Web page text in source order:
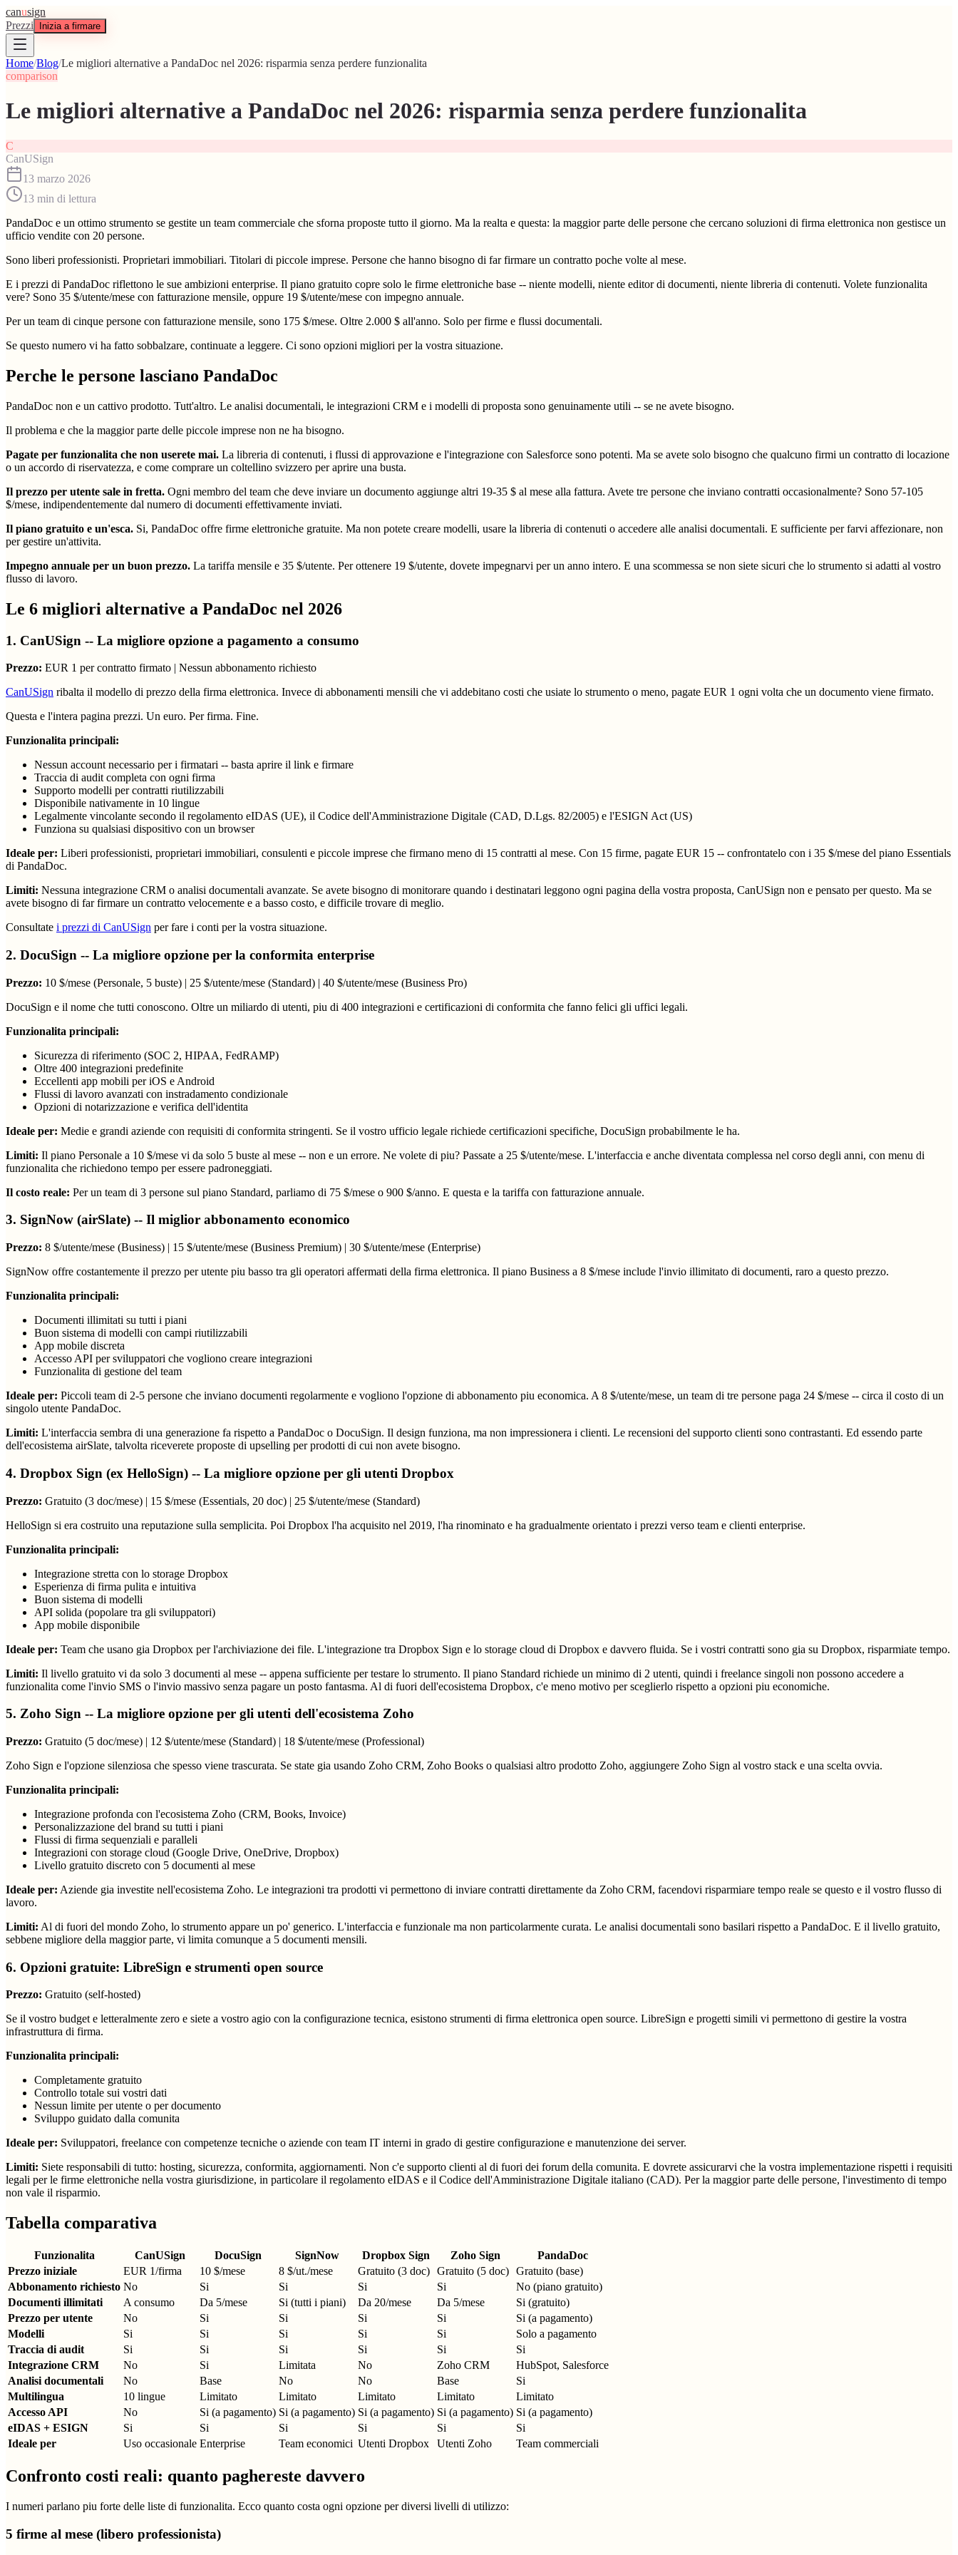
canusign
Prezzi
Inizia a firmare
Home/Blog/Le migliori alternative a PandaDoc nel 2026: risparmia senza perdere funzionalita
comparison
Le migliori alternative a PandaDoc nel 2026: risparmia senza perdere funzionalita
C
CanUSign
13 marzo 2026
13 min di lettura
PandaDoc e un ottimo strumento se gestite un team commerciale che sforna proposte tutto il giorno. Ma la realta e questa: la maggior parte delle persone che cercano soluzioni di firma elettronica non gestisce un
ufficio vendite con 20 persone.
Sono liberi professionisti. Proprietari immobiliari. Titolari di piccole imprese. Persone che hanno bisogno di far firmare un contratto poche volte al mese.
E i prezzi di PandaDoc riflettono le sue ambizioni enterprise. Il piano gratuito copre solo le firme elettroniche base -- niente modelli, niente editor di documenti, niente libreria di contenuti. Volete funzionalita
vere? Sono 35 $/utente/mese con fatturazione mensile, oppure 19 $/utente/mese con impegno annuale.
Per un team di cinque persone con fatturazione mensile, sono 175 $/mese. Oltre 2.000 $ all'anno. Solo per firme e flussi documentali.
Se questo numero vi ha fatto sobbalzare, continuate a leggere. Ci sono opzioni migliori per la vostra situazione.
Perche le persone lasciano PandaDoc
PandaDoc non e un cattivo prodotto. Tutt'altro. Le analisi documentali, le integrazioni CRM e i modelli di proposta sono genuinamente utili -- se ne avete bisogno.
Il problema e che la maggior parte delle piccole imprese non ne ha bisogno.
Pagate per funzionalita che non userete mai. La libreria di contenuti, i flussi di approvazione e l'integrazione con Salesforce sono potenti. Ma se avete solo bisogno che qualcuno firmi un contratto di locazione
o un accordo di riservatezza, e come comprare un coltellino svizzero per aprire una busta.
Il prezzo per utente sale in fretta. Ogni membro del team che deve inviare un documento aggiunge altri 19-35 $ al mese alla fattura. Avete tre persone che inviano contratti occasionalmente? Sono 57-105
$/mese, indipendentemente dal numero di documenti effettivamente inviati.
Il piano gratuito e un'esca. Si, PandaDoc offre firme elettroniche gratuite. Ma non potete creare modelli, usare la libreria di contenuti o accedere alle analisi documentali. E sufficiente per farvi affezionare, non
per gestire un'attivita.
Impegno annuale per un buon prezzo. La tariffa mensile e 35 $/utente. Per ottenere 19 $/utente, dovete impegnarvi per un anno intero. E una scommessa se non siete sicuri che lo strumento si adatti al vostro
flusso di lavoro.
Le 6 migliori alternative a PandaDoc nel 2026
1. CanUSign -- La migliore opzione a pagamento a consumo
Prezzo: EUR 1 per contratto firmato | Nessun abbonamento richiesto
CanUSign ribalta il modello di prezzo della firma elettronica. Invece di abbonamenti mensili che vi addebitano costi che usiate lo strumento o meno, pagate EUR 1 ogni volta che un documento viene firmato.
Questa e l'intera pagina prezzi. Un euro. Per firma. Fine.
Funzionalita principali:
Nessun account necessario per i firmatari -- basta aprire il link e firmare
Traccia di audit completa con ogni firma
Supporto modelli per contratti riutilizzabili
Disponibile nativamente in 10 lingue
Legalmente vincolante secondo il regolamento eIDAS (UE), il Codice dell'Amministrazione Digitale (CAD, D.Lgs. 82/2005) e l'ESIGN Act (US)
Funziona su qualsiasi dispositivo con un browser
Ideale per: Liberi professionisti, proprietari immobiliari, consulenti e piccole imprese che firmano meno di 15 contratti al mese. Con 15 firme, pagate EUR 15 -- confrontatelo con i 35 $/mese del piano Essentials
di PandaDoc.
Limiti: Nessuna integrazione CRM o analisi documentali avanzate. Se avete bisogno di monitorare quando i destinatari leggono ogni pagina della vostra proposta, CanUSign non e pensato per questo. Ma se
avete bisogno di far firmare un contratto velocemente e a basso costo, e difficile trovare di meglio.
Consultate i prezzi di CanUSign per fare i conti per la vostra situazione.
2. DocuSign -- La migliore opzione per la conformita enterprise
Prezzo: 10 $/mese (Personale, 5 buste) | 25 $/utente/mese (Standard) | 40 $/utente/mese (Business Pro)
DocuSign e il nome che tutti conoscono. Oltre un miliardo di utenti, piu di 400 integrazioni e certificazioni di conformita che fanno felici gli uffici legali.
Funzionalita principali:
Sicurezza di riferimento (SOC 2, HIPAA, FedRAMP)
Oltre 400 integrazioni predefinite
Eccellenti app mobili per iOS e Android
Flussi di lavoro avanzati con instradamento condizionale
Opzioni di notarizzazione e verifica dell'identita
Ideale per: Medie e grandi aziende con requisiti di conformita stringenti. Se il vostro ufficio legale richiede certificazioni specifiche, DocuSign probabilmente le ha.
Limiti: Il piano Personale a 10 $/mese vi da solo 5 buste al mese -- non e un errore. Ne volete di piu? Passate a 25 $/utente/mese. L'interfaccia e anche diventata complessa nel corso degli anni, con menu di
funzionalita che richiedono tempo per essere padroneggiati.
Il costo reale: Per un team di 3 persone sul piano Standard, parliamo di 75 $/mese o 900 $/anno. E questa e la tariffa con fatturazione annuale.
3. SignNow (airSlate) -- Il miglior abbonamento economico
Prezzo: 8 $/utente/mese (Business) | 15 $/utente/mese (Business Premium) | 30 $/utente/mese (Enterprise)
SignNow offre costantemente il prezzo per utente piu basso tra gli operatori affermati della firma elettronica. Il piano Business a 8 $/mese include l'invio illimitato di documenti, raro a questo prezzo.
Funzionalita principali:
Documenti illimitati su tutti i piani
Buon sistema di modelli con campi riutilizzabili
App mobile discreta
Accesso API per sviluppatori che vogliono creare integrazioni
Funzionalita di gestione del team
Ideale per: Piccoli team di 2-5 persone che inviano documenti regolarmente e vogliono l'opzione di abbonamento piu economica. A 8 $/utente/mese, un team di tre persone paga 24 $/mese -- circa il costo di un
singolo utente PandaDoc.
Limiti: L'interfaccia sembra di una generazione fa rispetto a PandaDoc o DocuSign. Il design funziona, ma non impressionera i clienti. Le recensioni del supporto clienti sono contrastanti. Ed essendo parte
dell'ecosistema airSlate, talvolta riceverete proposte di upselling per prodotti di cui non avete bisogno.
4. Dropbox Sign (ex HelloSign) -- La migliore opzione per gli utenti Dropbox
Prezzo: Gratuito (3 doc/mese) | 15 $/mese (Essentials, 20 doc) | 25 $/utente/mese (Standard)
HelloSign si era costruito una reputazione sulla semplicita. Poi Dropbox l'ha acquisito nel 2019, l'ha rinominato e ha gradualmente orientato i prezzi verso team e clienti enterprise.
Funzionalita principali:
Integrazione stretta con lo storage Dropbox
Esperienza di firma pulita e intuitiva
Buon sistema di modelli
API solida (popolare tra gli sviluppatori)
App mobile disponibile
Ideale per: Team che usano gia Dropbox per l'archiviazione dei file. L'integrazione tra Dropbox Sign e lo storage cloud di Dropbox e davvero fluida. Se i vostri contratti sono gia su Dropbox, risparmiate tempo.
Limiti: Il livello gratuito vi da solo 3 documenti al mese -- appena sufficiente per testare lo strumento. Il piano Standard richiede un minimo di 2 utenti, quindi i freelance singoli non possono accedere a
funzionalita come l'invio SMS o l'invio massivo senza pagare un posto fantasma. Al di fuori dell'ecosistema Dropbox, c'e meno motivo per sceglierlo rispetto a opzioni piu economiche.
5. Zoho Sign -- La migliore opzione per gli utenti dell'ecosistema Zoho
Prezzo: Gratuito (5 doc/mese) | 12 $/utente/mese (Standard) | 18 $/utente/mese (Professional)
Zoho Sign e l'opzione silenziosa che spesso viene trascurata. Se state gia usando Zoho CRM, Zoho Books o qualsiasi altro prodotto Zoho, aggiungere Zoho Sign al vostro stack e una scelta ovvia.
Funzionalita principali:
Integrazione profonda con l'ecosistema Zoho (CRM, Books, Invoice)
Personalizzazione del brand su tutti i piani
Flussi di firma sequenziali e paralleli
Integrazioni con storage cloud (Google Drive, OneDrive, Dropbox)
Livello gratuito discreto con 5 documenti al mese
Ideale per: Aziende gia investite nell'ecosistema Zoho. Le integrazioni tra prodotti vi permettono di inviare contratti direttamente da Zoho CRM, facendovi risparmiare tempo reale se questo e il vostro flusso di
lavoro.
Limiti: Al di fuori del mondo Zoho, lo strumento appare un po' generico. L'interfaccia e funzionale ma non particolarmente curata. Le analisi documentali sono basilari rispetto a PandaDoc. E il livello gratuito,
sebbene migliore della maggior parte, vi limita comunque a 5 documenti mensili.
6. Opzioni gratuite: LibreSign e strumenti open source
Prezzo: Gratuito (self-hosted)
Se il vostro budget e letteralmente zero e siete a vostro agio con la configurazione tecnica, esistono strumenti di firma elettronica open source. LibreSign e progetti simili vi permettono di gestire la vostra
infrastruttura di firma.
Funzionalita principali:
Completamente gratuito
Controllo totale sui vostri dati
Nessun limite per utente o per documento
Sviluppo guidato dalla comunita
Ideale per: Sviluppatori, freelance con competenze tecniche o aziende con team IT interni in grado di gestire configurazione e manutenzione dei server.
Limiti: Siete responsabili di tutto: hosting, sicurezza, conformita, aggiornamenti. Non c'e supporto clienti al di fuori dei forum della comunita. E dovrete assicurarvi che la vostra implementazione rispetti i requisiti
legali per le firme elettroniche nella vostra giurisdizione, in particolare il regolamento eIDAS e il Codice dell'Amministrazione Digitale italiano (CAD). Per la maggior parte delle persone, l'investimento di tempo
non vale il risparmio.
Tabella comparativa
Funzionalita CanUSign DocuSign SignNow Dropbox Sign Zoho Sign
PandaDoc
Prezzo iniziale
EUR 1/firma 10 $/mese 8 $/ut./mese Gratuito (3 doc) Gratuito (5 doc) Gratuito (base)
Abbonamento richiesto No Si Si Si Si
No (piano gratuito)
Documenti illimitati
A consumo Da 5/mese Si (tutti i piani) Da 20/mese Da 5/mese
Si (gratuito)
Prezzo per utente
No Si Si Si Si
Si (a pagamento)
Modelli
Si Si Si Si Si
Solo a pagamento
Traccia di audit
Si Si Si Si Si
Si
Integrazione CRM
No Si Limitata No Zoho CRM
HubSpot, Salesforce
Analisi documentali
No Base No No Base
Si
Multilingua
10 lingue Limitato Limitato Limitato Limitato
Limitato
Accesso API
No Si (a pagamento) Si (a pagamento) Si (a pagamento) Si (a pagamento) Si (a pagamento)
eIDAS + ESIGN
Si Si Si Si Si
Si
Ideale per
Uso occasionale Enterprise Team economici Utenti Dropbox Utenti Zoho Team commerciali
Confronto costi reali: quanto paghereste davvero
I numeri parlano piu forte delle liste di funzionalita. Ecco quanto costa ogni opzione per diversi livelli di utilizzo:
5 firme al mese (libero professionista)